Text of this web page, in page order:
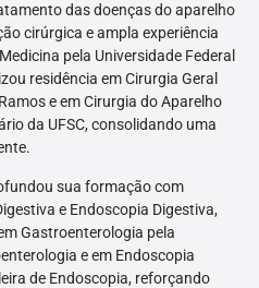
das doenças do aparelho
cirúrgica e ampla experiência
pela Universidade Federal
residência em Cirurgia Geral
e em Cirurgia do Aparelho
da UFSC, consolidando uma
sua formação com
e Endoscopia Digestiva,
Gastroenterologia pela
e em Endoscopia
de Endoscopia, reforçando